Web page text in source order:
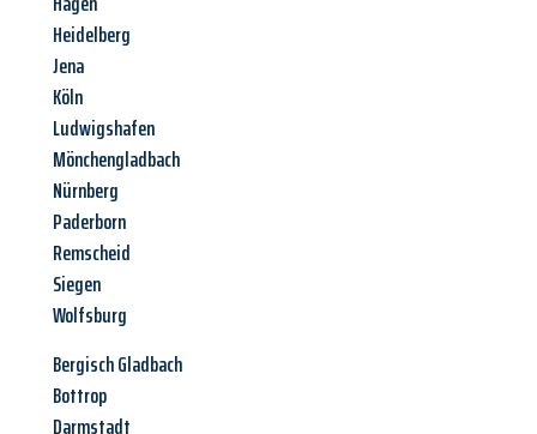
Heidelberg
Jena
Köln
Ludwigshafen
Mönchengladbach
Nürnberg
Paderborn
Remscheid
Siegen
Wolfsburg
Bergisch Gladbach
Bottrop
Darmstadt